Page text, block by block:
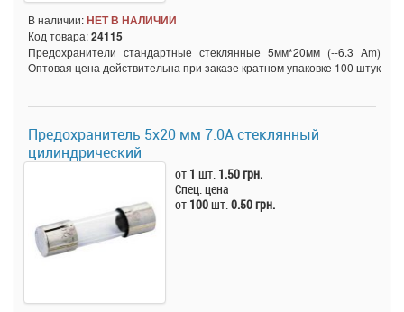
В наличии:НЕТ В НАЛИЧИИ
Код товара:24115
Предохранители стандартные стеклянные 5мм*20мм (--6.3 Am)
Оптовая цена действительна при заказе кратном упаковке 100 штук
Предохранитель 5x20 мм 7.0A стеклянный
цилиндрический
от 1 шт. 1.50 грн.
Спец. цена
от 100шт.0.50 грн.